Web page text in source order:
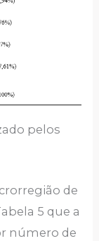
pelos
de
5 que a
número de